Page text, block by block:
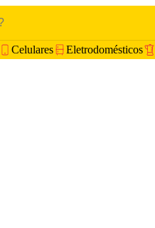
Celulares Eletrodomésticos